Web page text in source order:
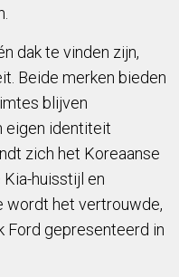
dak te vinden zijn,
Beide merken bieden
blijven
eigen identiteit
zich het Koreaanse
huisstijl en
wordt het vertrouwde,
Ford gepresenteerd in